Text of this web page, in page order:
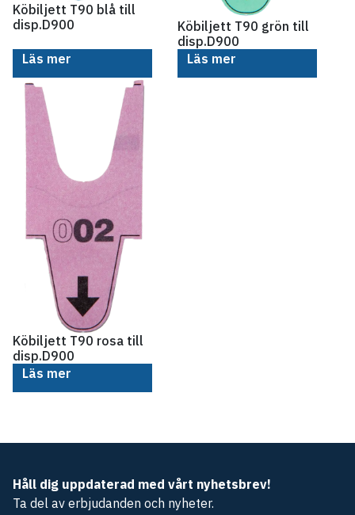
Köbiljett T90 blå till
disp.D900
Läs mer
Köbiljett T90 grön till
disp.D900
Läs mer
Köbiljett T90 rosa till
disp.D900
Läs mer
Håll dig uppdaterad med vårt nyhetsbrev!
Ta del av erbjudanden och nyheter.